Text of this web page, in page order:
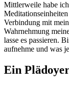
Mittlerweile habe
Verbindung mit
Wahrnehmung
lasse es passieren.
aufnehme und was
Ein